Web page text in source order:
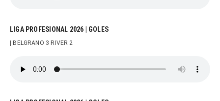
LIGA PROFESIONAL 2026 | GOLES
| BELGRANO 3 RIVER 2